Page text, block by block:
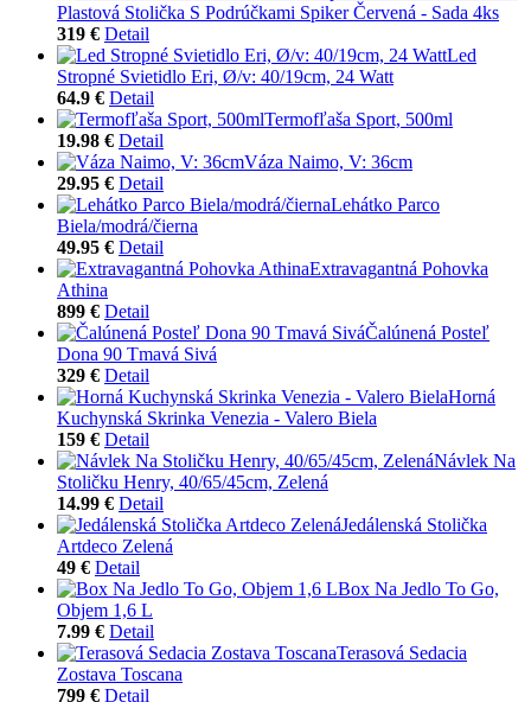
Plastová Stolička S Podrúčkami Spiker Červená - Sada 4ks
319 € Detail
Led
Stropné Svietidlo Eri, Ø/v: 40/19cm, 24 Watt
64.9 € Detail
Termofľaša Sport, 500ml
19.98 € Detail
Váza Naimo, V: 36cm
29.95 € Detail
Lehátko Parco
Biela/modrá/čierna
49.95 € Detail
Extravagantná Pohovka
Athina
899 € Detail
Čalúnená Posteľ
Dona 90 Tmavá Sivá
329 € Detail
Horná
Kuchynská Skrinka Venezia - Valero Biela
159 € Detail
Návlek Na
Stoličku Henry, 40/65/45cm, Zelená
14.99 € Detail
Jedálenská Stolička
Artdeco Zelená
49 € Detail
Box Na Jedlo To Go,
Objem 1,6 L
7.99 € Detail
Terasová Sedacia
Zostava Toscana
799 € Detail